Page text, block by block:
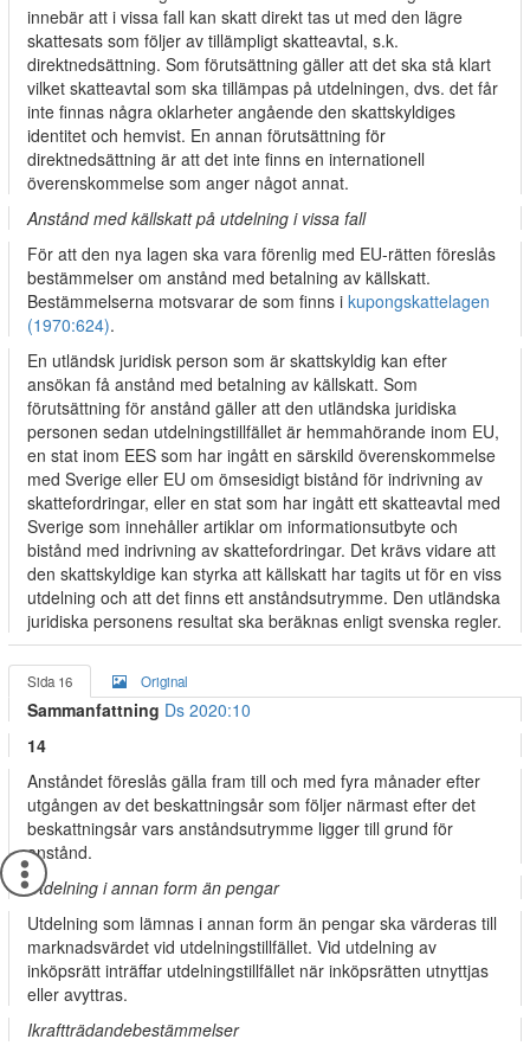
innebär att i vissa fall kan skatt direkt tas ut med den lägre
skattesats som följer av tillämpligt skatteavtal, s.k.
direktnedsättning. Som förutsättning gäller att det ska stå klart
vilket skatteavtal som ska tillämpas på utdelningen, dvs. det får
inte finnas några oklarheter angående den skattskyldiges
identitet och hemvist. En annan förutsättning för
direktnedsättning är att det inte finns en internationell
överenskommelse som anger något annat.
Anstånd med källskatt på utdelning i vissa fall
För att den nya lagen ska vara förenlig med EU-rätten föreslås
bestämmelser om anstånd med betalning av källskatt.
Bestämmelserna motsvarar de som finns i kupongskattelagen
(1970:624).
En utländsk juridisk person som är skattskyldig kan efter
ansökan få anstånd med betalning av källskatt. Som
förutsättning för anstånd gäller att den utländska juridiska
personen sedan utdelningstillfället är hemmahörande inom EU,
en stat inom EES som har ingått en särskild överenskommelse
med Sverige eller EU om ömsesidigt bistånd för indrivning av
skattefordringar, eller en stat som har ingått ett skatteavtal med
Sverige som innehåller artiklar om informationsutbyte och
bistånd med indrivning av skattefordringar. Det krävs vidare att
den skattskyldige kan styrka att källskatt har tagits ut för en viss
utdelning och att det finns ett anståndsutrymme. Den utländska
juridiska personens resultat ska beräknas enligt svenska regler.
Sida 16 Original
Sammanfattning Ds 2020:10
14
Anståndet föreslås gälla fram till och med fyra månader efter
utgången av det beskattningsår som följer närmast efter det
beskattningsår vars anståndsutrymme ligger till grund för
anstånd.
Utdelning i annan form än pengar
Utdelning som lämnas i annan form än pengar ska värderas till
marknadsvärdet vid utdelningstillfället. Vid utdelning av
inköpsrätt inträffar utdelningstillfället när inköpsrätten utnyttjas
eller avyttras.
Ikraftträdandebestämmelser